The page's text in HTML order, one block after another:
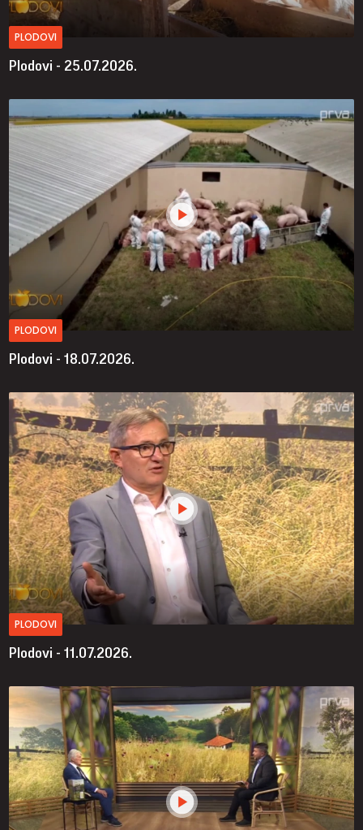
PLODOVI
Plodovi - 25.07.2026.
PLODOVI
Plodovi - 18.07.2026.
PLODOVI
Plodovi - 11.07.2026.